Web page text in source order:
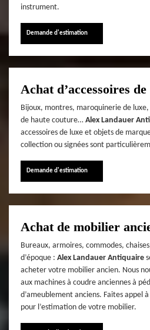
instrument.
Demande d'estimation
Achat d’accessoires
Bijoux, montres, maroquinerie de
de haute couture… Alex Landauer
accessoires de luxe et objets de
collection ou signées sont
Demande d'estimation
Achat de mobilier
Bureaux, armoires, commodes,
d’époque : Alex Landauer Antiquaire
acheter votre mobilier ancien. Nous
aux machines à coudre anciennes à
d’ameublement anciens. Faites appel
pour l’estimation de votre mobilier.